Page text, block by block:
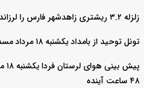
زلزله ۳.۲ ریشتری زاهدشهر فارس را لرزاند
تونل توحید از بامداد یکشنبه ۱۸ مرداد مسدود می‌شود
۴۸ ساعت آینده